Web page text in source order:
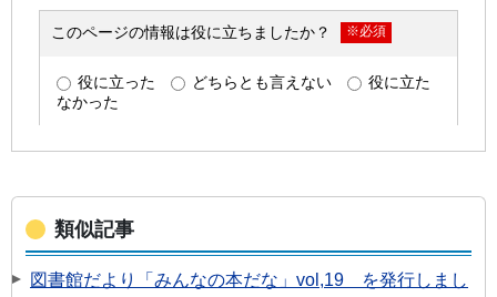
類似記事
図書館だより「みんなの本だな」vol,19 を発行しまし